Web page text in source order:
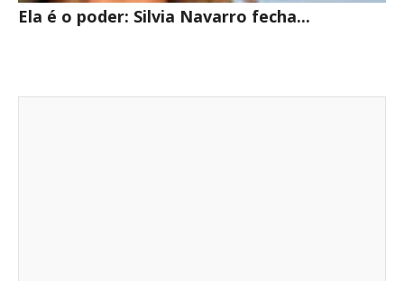
Ela é o poder: Silvia Navarro fecha...